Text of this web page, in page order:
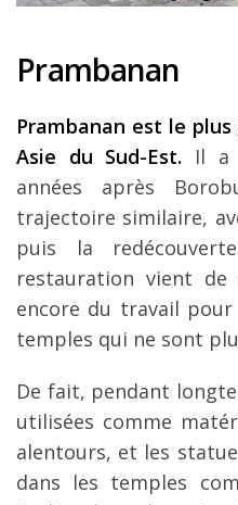
Prambanan
Prambanan est le
Asie du Sud-Est. Il a
années après
trajectoire similaire,
puis la
restauration vient
encore du travail
temples qui ne sont
De fait, pendant
utilisées comme
alentours, et les
dans les temples